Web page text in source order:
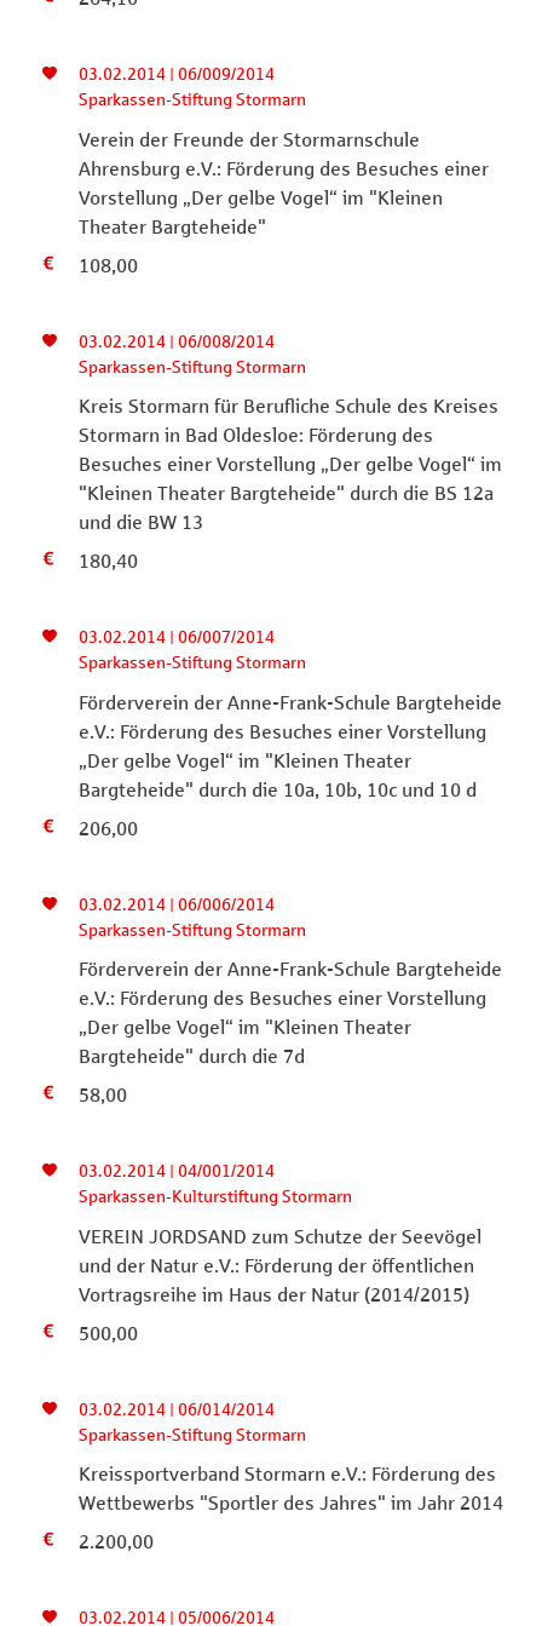
03.02.2014 | 06/009/2014
Sparkassen-Stiftung Stormarn
Verein der Freunde der Stormarnschule
Ahrensburg e.V.: Förderung des Besuches einer
Vorstellung „Der gelbe Vogel“ im "Kleinen
Theater Bargteheide"
108,00
03.02.2014 | 06/008/2014
Sparkassen-Stiftung Stormarn
Kreis Stormarn für Berufliche Schule des Kreises
Stormarn in Bad Oldesloe: Förderung des
Besuches einer Vorstellung „Der gelbe Vogel“ im
"Kleinen Theater Bargteheide" durch die BS 12a
und die BW 13
180,40
03.02.2014 | 06/007/2014
Sparkassen-Stiftung Stormarn
Förderverein der Anne-Frank-Schule Bargteheide
e.V.: Förderung des Besuches einer Vorstellung
„Der gelbe Vogel“ im "Kleinen Theater
Bargteheide" durch die 10a, 10b, 10c und 10 d
206,00
03.02.2014 | 06/006/2014
Sparkassen-Stiftung Stormarn
Förderverein der Anne-Frank-Schule Bargteheide
e.V.: Förderung des Besuches einer Vorstellung
„Der gelbe Vogel“ im "Kleinen Theater
Bargteheide" durch die 7d
58,00
03.02.2014 | 04/001/2014
Sparkassen-Kulturstiftung Stormarn
VEREIN JORDSAND zum Schutze der Seevögel
und der Natur e.V.: Förderung der öffentlichen
Vortragsreihe im Haus der Natur (2014/2015)
500,00
03.02.2014 | 06/014/2014
Sparkassen-Stiftung Stormarn
Kreissportverband Stormarn e.V.: Förderung des
Wettbewerbs "Sportler des Jahres" im Jahr 2014
2.200,00
03.02.2014 | 05/006/2014